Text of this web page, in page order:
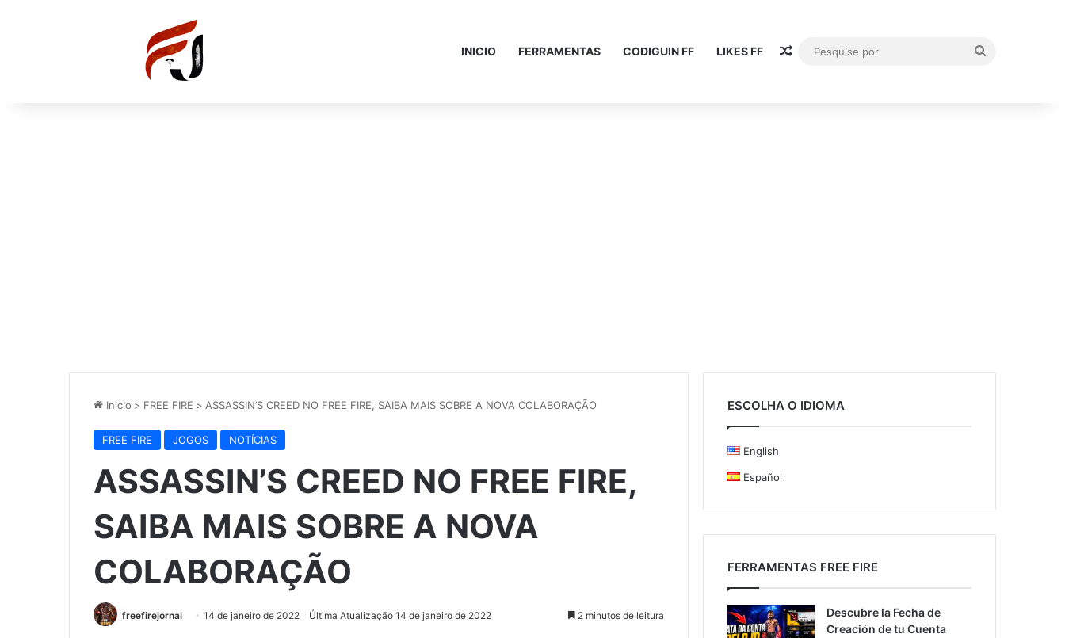
INICIO FERRAMENTAS CODIGUIN FF LIKES FF Artigo aleatório
Inicio > FREE FIRE > ASSASSIN’S CREED NO FREE FIRE, SAIBA MAIS SOBRE A NOVA COLABORAÇÃO
FREE FIRE JOGOS NOTÍCIAS
ASSASSIN’S CREED NO FREE FIRE,
SAIBA MAIS SOBRE A NOVA
COLABORAÇÃO
freefirejornal 14 de janeiro de 2022 Última Atualização 14 de janeiro de 2022 2 minutos de leitura
ESCOLHA O IDIOMA
English
Español
FERRAMENTAS FREE FIRE
Descubre la Fecha de
Creación de tu Cuenta